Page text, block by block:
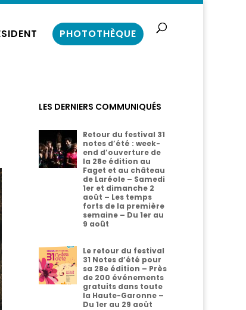
PHOTOTHÈQUE
LES DERNIERS COMMUNIQUÉS
Retour du festival 31
notes d’été : week-
end d’ouverture de
la 28e édition au
Faget et au château
de Laréole – Samedi
1er et dimanche 2
août – Les temps
forts de la première
semaine – Du 1er au
9 août
Le retour du festival
31 Notes d’été pour
sa 28e édition – Près
de 200 événements
gratuits dans toute
la Haute-Garonne –
Du 1er au 29 août